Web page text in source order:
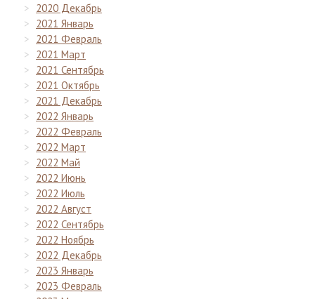
2020 Декабрь
2021 Январь
2021 Февраль
2021 Март
2021 Сентябрь
2021 Октябрь
2021 Декабрь
2022 Январь
2022 Февраль
2022 Март
2022 Май
2022 Июнь
2022 Июль
2022 Август
2022 Сентябрь
2022 Ноябрь
2022 Декабрь
2023 Январь
2023 Февраль